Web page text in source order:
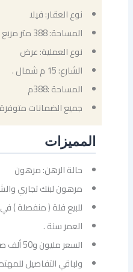
نوع العقار: فيلا
المساحة: 388 متر مربع
نوع العملية: عرض
الشارع: 15 م شمال .
المساحة :388م
جميع الضمانات
المميزات
حالة الرهن: مرهون
مرهون لبنك تجاري
للبيع فلة ( منفصلة )
العمر سنة .
السعر مليون و50 ألف صافي .
ولباقي التفاصيل